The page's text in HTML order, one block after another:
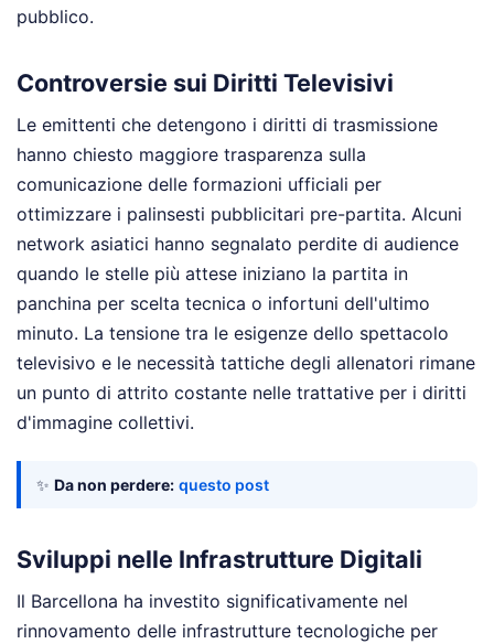
pubblico.
Controversie sui Diritti Televisivi
Le emittenti che detengono i diritti di trasmissione
hanno chiesto maggiore trasparenza sulla
comunicazione delle formazioni ufficiali per
ottimizzare i palinsesti pubblicitari pre-partita. Alcuni
network asiatici hanno segnalato perdite di audience
quando le stelle più attese iniziano la partita in
panchina per scelta tecnica o infortuni dell'ultimo
minuto. La tensione tra le esigenze dello spettacolo
televisivo e le necessità tattiche degli allenatori rimane
un punto di attrito costante nelle trattative per i diritti
d'immagine collettivi.
✨ Da non perdere: questo post
Sviluppi nelle Infrastrutture Digitali
Il Barcellona ha investito significativamente nel
rinnovamento delle infrastrutture tecnologiche per